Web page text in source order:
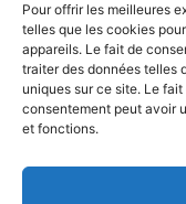
Pour offrir les meilleures
telles que les cookies
appareils. Le fait de
traiter des données telles
uniques sur ce site. Le
consentement peut avoir
et fonctions.
Mentions légales
Conditions générales
Conditions générales
Politique de cookies